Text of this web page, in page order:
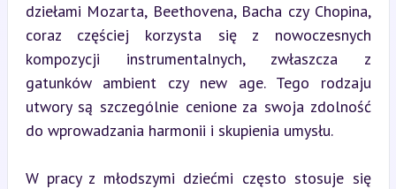
dziełami Mozarta, Beethovena, Bacha czy Chopina,
coraz częściej korzysta się z nowoczesnych
kompozycji instrumentalnych, zwłaszcza z
gatunków ambient czy new age. Tego rodzaju
utwory są szczególnie cenione za swoja zdolność
do wprowadzania harmonii i skupienia umysłu.
W pracy z młodszymi dziećmi często stosuje się